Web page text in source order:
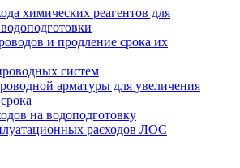
химических реагентов для
и продление срока их
систем
арматуры для увеличения
на водоподготовку
расходов ЛОС